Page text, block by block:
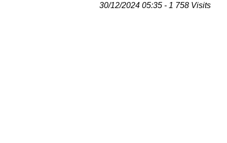
30/12/2024 05:35 - 1 758 Visits